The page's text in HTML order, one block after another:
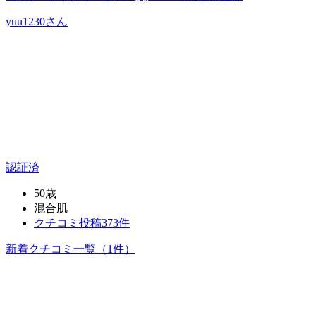
yuu1230さん
認証済
50歳
混合肌
クチコミ投稿373件
新着クチコミ一覧 （1件）